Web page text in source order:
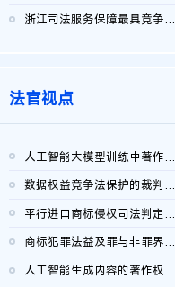
浙江司法服务保障最具竞争力营商环境建设典型案例（第二批）含侵...
法官视点
人工智能大模型训练中著作权的合理使用
数据权益竞争法保护的裁判路径构建
平行进口商标侵权司法判定规则的困境与纾解
商标犯罪法益及罪与非罪界限研究
人工智能生成内容的著作权司法认定：演进逻辑、现实困境与规则建...